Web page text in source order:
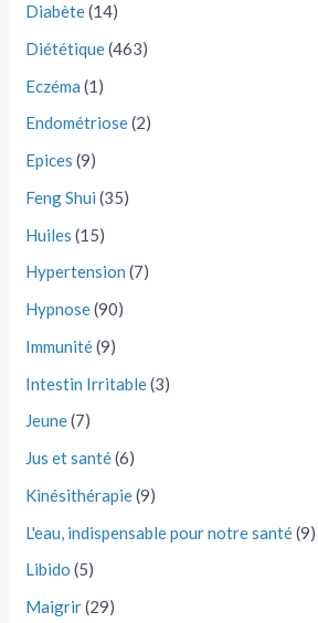
Diabète(14)
Diététique(463)
Eczéma (1)
Endométriose(2)
Epices (9)
Feng Shui (35)
Huiles (15)
Hypertension (7)
Hypnose(90)
Immunité(9)
Intestin Irritable(3)
Jeune(7)
Jus et santé(6)
Kinésithérapie(9)
L'eau, indispensable pour notre santé(9)
Libido (5)
Maigrir(29)